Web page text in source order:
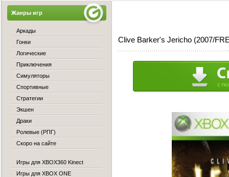
Clive Barker's Jericho (2007/
Жанры игр
Аркады
Гонки
Логические
Приключения
Симуляторы
Спортивные
Стратегии
Экшен
Драки
Ролевые (РПГ)
Скоро на сайте
Игры для XBOX360 Kinect
Игры для XBOX ONE